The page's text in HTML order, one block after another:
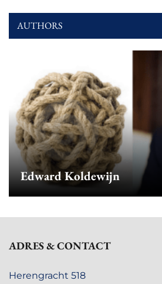
AUTHORS
Edward Koldewijn
ADRES & CONTACT
Herengracht 518